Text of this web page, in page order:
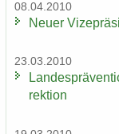
08.04.2010
Neuer
23.03.2010
rek­ti­on